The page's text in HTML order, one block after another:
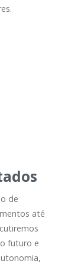
de
até
futuro e